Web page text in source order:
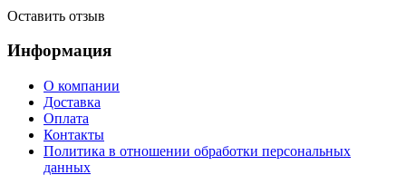
Оставить отзыв
Информация
О компании
Доставка
Оплата
Контакты
Политика в отношении обработки персональных
данных